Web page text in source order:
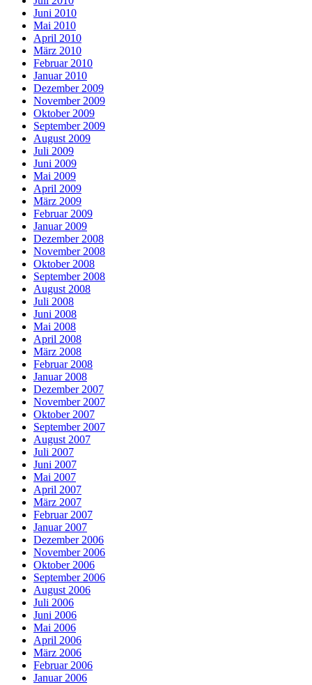
Juni 2010
Mai 2010
April 2010
März 2010
Februar 2010
Januar 2010
Dezember 2009
November 2009
Oktober 2009
September 2009
August 2009
Juli 2009
Juni 2009
Mai 2009
April 2009
März 2009
Februar 2009
Januar 2009
Dezember 2008
November 2008
Oktober 2008
September 2008
August 2008
Juli 2008
Juni 2008
Mai 2008
April 2008
März 2008
Februar 2008
Januar 2008
Dezember 2007
November 2007
Oktober 2007
September 2007
August 2007
Juli 2007
Juni 2007
Mai 2007
April 2007
März 2007
Februar 2007
Januar 2007
Dezember 2006
November 2006
Oktober 2006
September 2006
August 2006
Juli 2006
Juni 2006
Mai 2006
April 2006
März 2006
Februar 2006
Januar 2006